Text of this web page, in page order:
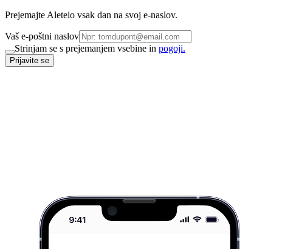
Prejemajte Aleteio vsak dan na svoj e-naslov.
Vaš e-poštni naslov
Strinjam se s prejemanjem vsebine in pogoji.
Prijavite se